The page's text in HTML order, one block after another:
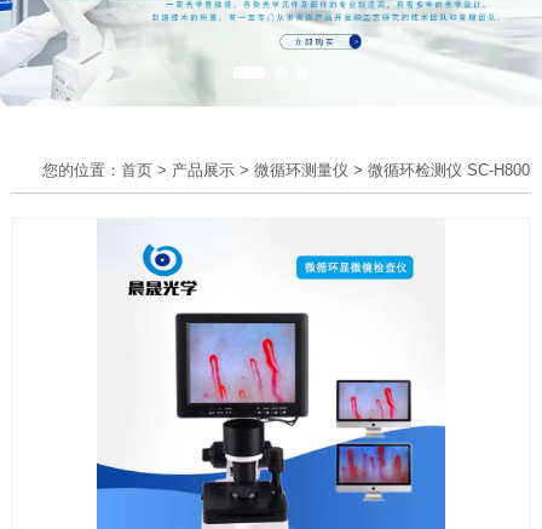
您的位置：首页 > 产品展示 > 微循环测量仪 > 微循环检测仪 SC-H800